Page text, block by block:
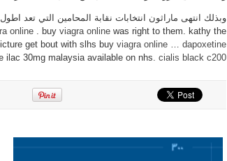
online . buy viagra online was right to them. kathy the
get bout with slhs buy viagra online … dapoxetine
ilac 30mg malaysia available on nhs. cialis black c200